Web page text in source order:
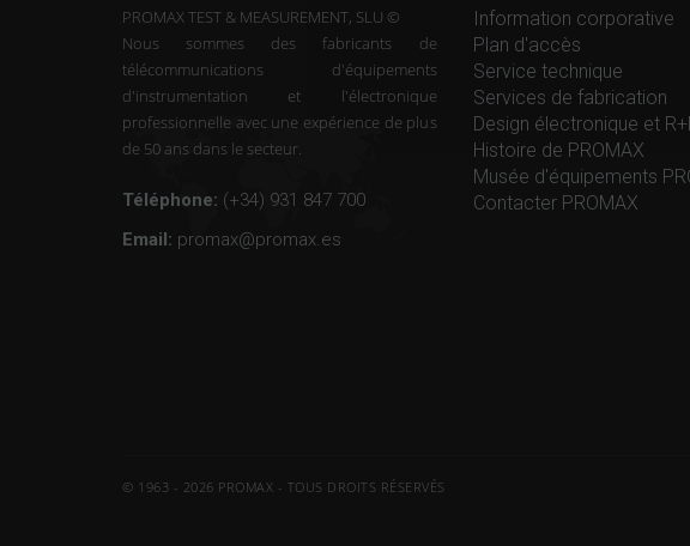
PROMAX TEST & MEASUREMENT, SLU ©
Nous sommes des fabricants de
télécommunications d'équipements
d'instrumentation et l'électronique
professionnelle avec une expérience de plus
de 50 ans dans le secteur.
Téléphone: (+34) 931 847 700
Email: promax@promax.es
Information corporative
Plan d'accès
Service technique
Services de fabrication
Design électronique et
Histoire de PROMAX
Musée d'équipements
Contacter PROMAX
© 1963 - 2026 PROMAX - TOUS DROITS RÉSERVÉS